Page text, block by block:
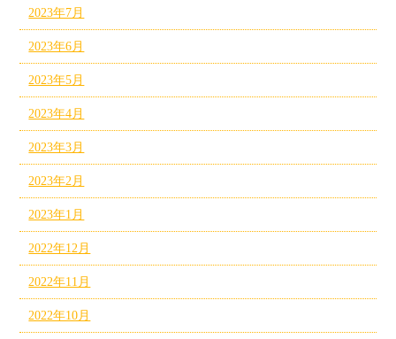
2023年7月
2023年6月
2023年5月
2023年4月
2023年3月
2023年2月
2023年1月
2022年12月
2022年11月
2022年10月